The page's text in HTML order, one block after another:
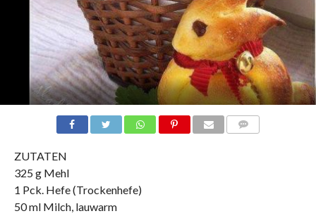
ZUTATEN
325 g Mehl
1 Pck. Hefe (Trockenhefe)
50 ml Milch, lauwarm